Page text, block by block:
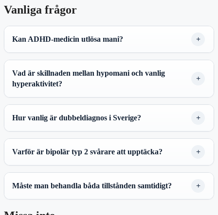
Vanliga frågor
Kan ADHD-medicin utlösa mani?
Vad är skillnaden mellan hypomani och vanlig
hyperaktivitet?
Hur vanlig är dubbeldiagnos i Sverige?
Varför är bipolär typ 2 svårare att upptäcka?
Måste man behandla båda tillstånden samtidigt?